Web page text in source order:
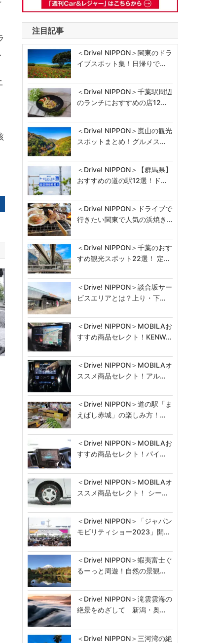
注目記事
＜Drive! NIPPON＞関東のドラ
イブスポット集！日帰りで…
＜Drive! NIPPON＞千葉駅周辺
のランチにおすすめの店12…
＜Drive! NIPPON＞嵐山の観光
スポットまとめ！グルメス…
＜Drive! NIPPON＞【群馬県】
おすすめの道の駅12選！ド…
＜Drive! NIPPON＞ドライブで
行きたい関東で人気の浜焼き…
＜Drive! NIPPON＞千葉のおす
すめ観光スポット22選！ 定…
＜Drive! NIPPON＞談合坂サー
ビスエリアとは？上り・下…
＜Drive! NIPPON＞MOBILAお
すすめ商品セレクト！KENW…
＜Drive! NIPPON＞MOBILAオ
ススメ商品セレクト！アル…
＜Drive! NIPPON＞道の駅「ま
えばし赤城」の楽しみ方！…
＜Drive! NIPPON＞MOBILAお
すすめ商品セレクト！パイ…
＜Drive! NIPPON＞MOBILAオ
ススメ商品セレクト！ シー…
＜Drive! NIPPON＞「ジャパン
モビリティショー2023」開…
＜Drive! NIPPON＞蝦夷富士ぐ
るーっと周遊！自然の景観…
＜Drive! NIPPON＞滝雲雲海の
絶景をめざして 新潟・奥…
＜Drive! NIPPON＞三河湾の絶